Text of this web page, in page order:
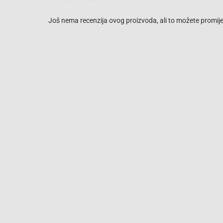
Još nema recenzija ovog proizvoda, ali to možete